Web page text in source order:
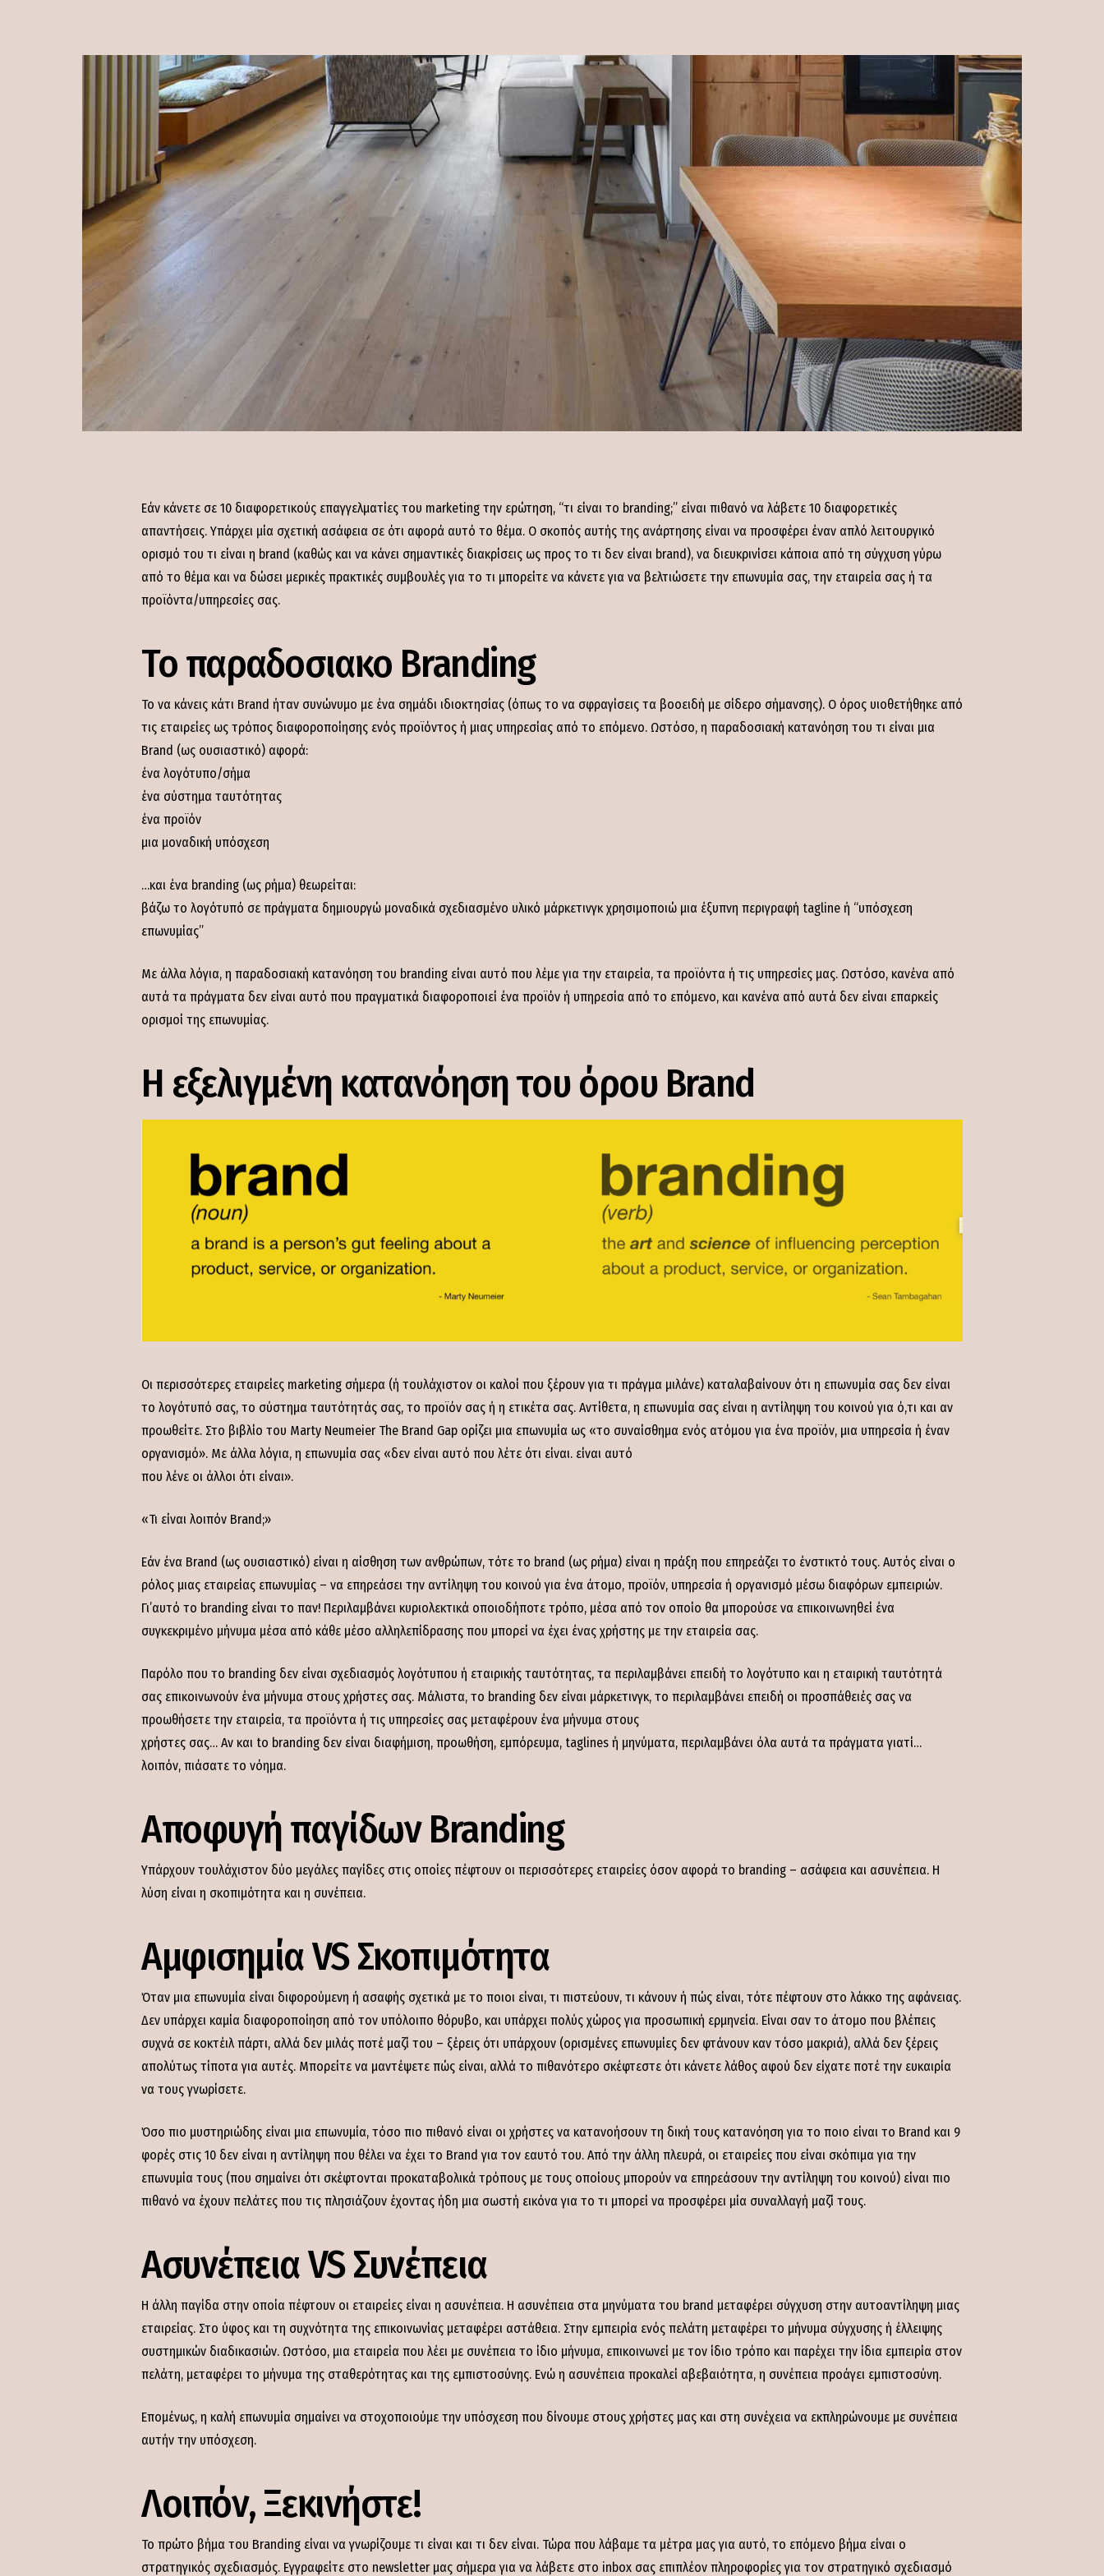
Εάν κάνετε σε 10 διαφορετικούς επαγγελματίες του marketing την ερώτηση, “τι είναι το branding;” είναι πιθανό να λάβετε 10 διαφορετικές
απαντήσεις. Υπάρχει μία σχετική ασάφεια σε ότι αφορά αυτό το θέμα. Ο σκοπός αυτής της ανάρτησης είναι να προσφέρει έναν απλό λειτουργικό
ορισμό του τι είναι η brand (καθώς και να κάνει σημαντικές διακρίσεις ως προς το τι δεν είναι brand), να διευκρινίσει κάποια από τη σύγχυση γύρω
από το θέμα και να δώσει μερικές πρακτικές συμβουλές για το τι μπορείτε να κάνετε για να βελτιώσετε την επωνυμία σας, την εταιρεία σας ή τα
προϊόντα/υπηρεσίες σας.
To παραδοσιακο Branding
Το να κάνεις κάτι Brand ήταν συνώνυμο με ένα σημάδι ιδιοκτησίας (όπως το να σφραγίσεις τα βοοειδή με σίδερο σήμανσης). Ο όρος υιοθετήθηκε από
τις εταιρείες ως τρόπος διαφοροποίησης ενός προϊόντος ή μιας υπηρεσίας από το επόμενο. Ωστόσο, η παραδοσιακή κατανόηση του τι είναι μια
Brand (ως ουσιαστικό) αφορά:
ένα λογότυπο/σήμα
ένα σύστημα ταυτότητας
ένα προϊόν
μια μοναδική υπόσχεση
…και ένα branding (ως ρήμα) θεωρείται:
βάζω το λογότυπό σε πράγματα δημιουργώ μοναδικά σχεδιασμένο υλικό μάρκετινγκ χρησιμοποιώ μια έξυπνη περιγραφή tagline ή “υπόσχεση
επωνυμίας”
Με άλλα λόγια, η παραδοσιακή κατανόηση του branding είναι αυτό που λέμε για την εταιρεία, τα προϊόντα ή τις υπηρεσίες μας. Ωστόσο, κανένα από
αυτά τα πράγματα δεν είναι αυτό που πραγματικά διαφοροποιεί ένα προϊόν ή υπηρεσία από το επόμενο, και κανένα από αυτά δεν είναι επαρκείς
ορισμοί της επωνυμίας.
Η εξελιγμένη κατανόηση του όρου Brand
Οι περισσότερες εταιρείες marketing σήμερα (ή τουλάχιστον οι καλοί που ξέρουν για τι πράγμα μιλάνε) καταλαβαίνουν ότι η επωνυμία σας δεν είναι
το λογότυπό σας, το σύστημα ταυτότητάς σας, το προϊόν σας ή η ετικέτα σας. Αντίθετα, η επωνυμία σας είναι η αντίληψη του κοινού για ό,τι και αν
προωθείτε. Στο βιβλίο του Marty Neumeier The Brand Gap ορίζει μια επωνυμία ως «το συναίσθημα ενός ατόμου για ένα προϊόν, μια υπηρεσία ή έναν
οργανισμό». Με άλλα λόγια, η επωνυμία σας «δεν είναι αυτό που λέτε ότι είναι. είναι αυτό
που λένε οι άλλοι ότι είναι».
«Τι είναι λοιπόν Brand;»
Εάν ένα Brand (ως ουσιαστικό) είναι η αίσθηση των ανθρώπων, τότε το brand (ως ρήμα) είναι η πράξη που επηρεάζει το ένστικτό τους. Αυτός είναι ο
ρόλος μιας εταιρείας επωνυμίας – να επηρεάσει την αντίληψη του κοινού για ένα άτομο, προϊόν, υπηρεσία ή οργανισμό μέσω διαφόρων εμπειριών.
Γι’αυτό το branding είναι το παν! Περιλαμβάνει κυριολεκτικά οποιοδήποτε τρόπο, μέσα από τον οποίο θα μπορούσε να επικοινωνηθεί ένα
συγκεκριμένο μήνυμα μέσα από κάθε μέσο αλληλεπίδρασης που μπορεί να έχει ένας χρήστης με την εταιρεία σας.
Παρόλο που το branding δεν είναι σχεδιασμός λογότυπου ή εταιρικής ταυτότητας, τα περιλαμβάνει επειδή το λογότυπο και η εταιρική ταυτότητά
σας επικοινωνούν ένα μήνυμα στους χρήστες σας. Μάλιστα, το branding δεν είναι μάρκετινγκ, το περιλαμβάνει επειδή οι προσπάθειές σας να
προωθήσετε την εταιρεία, τα προϊόντα ή τις υπηρεσίες σας μεταφέρουν ένα μήνυμα στους
χρήστες σας… Αν και to branding δεν είναι διαφήμιση, προωθήση, εμπόρευμα, taglines ή μηνύματα, περιλαμβάνει όλα αυτά τα πράγματα γιατί…
λοιπόν, πιάσατε το νόημα.
Αποφυγή παγίδων Branding
Υπάρχουν τουλάχιστον δύο μεγάλες παγίδες στις οποίες πέφτουν οι περισσότερες εταιρείες όσον αφορά το branding – ασάφεια και ασυνέπεια. Η
λύση είναι η σκοπιμότητα και η συνέπεια.
Αμφισημία VS Σκοπιμότητα
Όταν μια επωνυμία είναι διφορούμενη ή ασαφής σχετικά με το ποιοι είναι, τι πιστεύουν, τι κάνουν ή πώς είναι, τότε πέφτουν στο λάκκο της αφάνειας.
Δεν υπάρχει καμία διαφοροποίηση από τον υπόλοιπο θόρυβο, και υπάρχει πολύς χώρος για προσωπική ερμηνεία. Είναι σαν το άτομο που βλέπεις
συχνά σε κοκτέιλ πάρτι, αλλά δεν μιλάς ποτέ μαζί του – ξέρεις ότι υπάρχουν (ορισμένες επωνυμίες δεν φτάνουν καν τόσο μακριά), αλλά δεν ξέρεις
απολύτως τίποτα για αυτές. Μπορείτε να μαντέψετε πώς είναι, αλλά το πιθανότερο σκέφτεστε ότι κάνετε λάθος αφού δεν είχατε ποτέ την ευκαιρία
να τους γνωρίσετε.
Όσο πιο μυστηριώδης είναι μια επωνυμία, τόσο πιο πιθανό είναι οι χρήστες να κατανοήσουν τη δική τους κατανόηση για το ποιο είναι το Brand και 9
φορές στις 10 δεν είναι η αντίληψη που θέλει να έχει το Brand για τον εαυτό του. Από την άλλη πλευρά, οι εταιρείες που είναι σκόπιμα για την
επωνυμία τους (που σημαίνει ότι σκέφτονται προκαταβολικά τρόπους με τους οποίους μπορούν να επηρεάσουν την αντίληψη του κοινού) είναι πιο
πιθανό να έχουν πελάτες που τις πλησιάζουν έχοντας ήδη μια σωστή εικόνα για το τι μπορεί να προσφέρει μία συναλλαγή μαζί τους.
Ασυνέπεια VS Συνέπεια
Η άλλη παγίδα στην οποία πέφτουν οι εταιρείες είναι η ασυνέπεια. Η ασυνέπεια στα μηνύματα του brand μεταφέρει σύγχυση στην αυτοαντίληψη μιας
εταιρείας. Στο ύφος και τη συχνότητα της επικοινωνίας μεταφέρει αστάθεια. Στην εμπειρία ενός πελάτη μεταφέρει το μήνυμα σύγχυσης ή έλλειψης
συστημικών διαδικασιών. Ωστόσο, μια εταιρεία που λέει με συνέπεια το ίδιο μήνυμα, επικοινωνεί με τον ίδιο τρόπο και παρέχει την ίδια εμπειρία στον
πελάτη, μεταφέρει το μήνυμα της σταθερότητας και της εμπιστοσύνης. Ενώ η ασυνέπεια προκαλεί αβεβαιότητα, η συνέπεια προάγει εμπιστοσύνη.
Επομένως, η καλή επωνυμία σημαίνει να στοχοποιούμε την υπόσχεση που δίνουμε στους χρήστες μας και στη συνέχεια να εκπληρώνουμε με συνέπεια
αυτήν την υπόσχεση.
Λοιπόν, Ξεκινήστε!
Το πρώτο βήμα του Branding είναι να γνωρίζουμε τι είναι και τι δεν είναι. Τώρα που λάβαμε τα μέτρα μας για αυτό, το επόμενο βήμα είναι ο
στρατηγικός σχεδιασμός. Εγγραφείτε στο newsletter μας σήμερα για να λάβετε στο inbox σας επιπλέον πληροφορίες για τον στρατηγικό σχεδιασμό